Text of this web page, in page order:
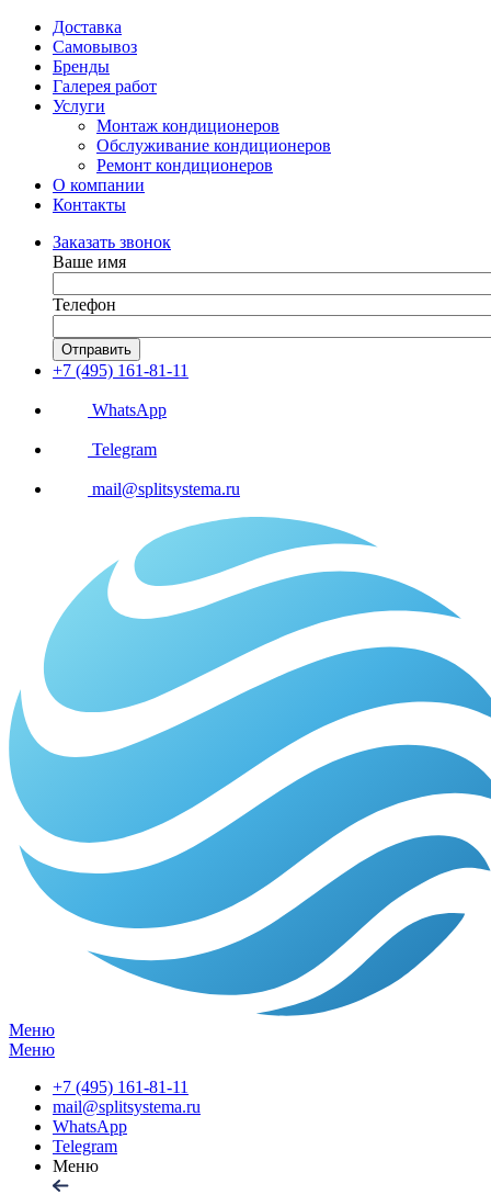
Доставка
Самовывоз
Бренды
Галерея работ
Услуги
Монтаж кондиционеров
Обслуживание кондиционеров
Ремонт кондиционеров
О компании
Контакты
Заказать звонок
Ваше имя
Телефон
Отправить
+7 (495) 161-81-11
WhatsApp
Telegram
mail@splitsystema.ru
Меню
Меню
+7 (495) 161-81-11
mail@splitsystema.ru
WhatsApp
Telegram
Меню